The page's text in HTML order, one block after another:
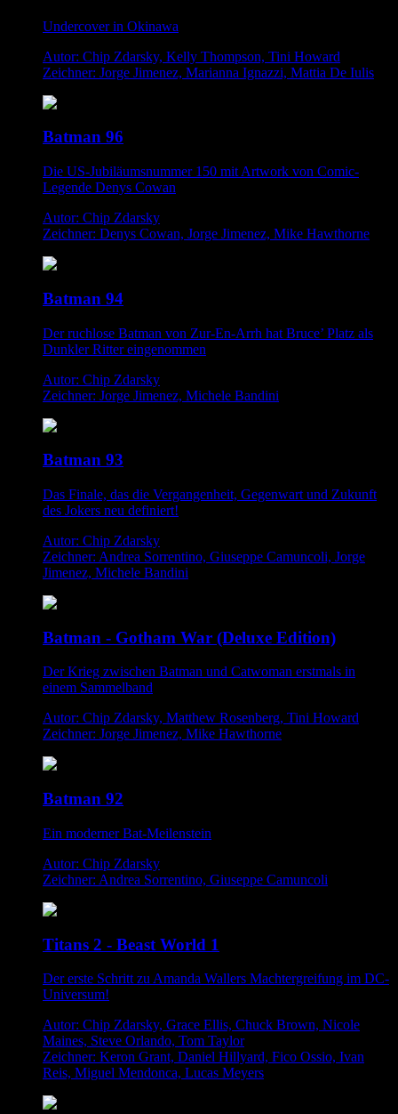
Undercover in Okinawa
Autor: Chip Zdarsky, Kelly Thompson, Tini Howard
Zeichner: Jorge Jimenez, Marianna Ignazzi, Mattia De Iulis
Batman 96
Die US-Jubiläumsnummer 150 mit Artwork von Comic-
Legende Denys Cowan
Autor: Chip Zdarsky
Zeichner: Denys Cowan, Jorge Jimenez, Mike Hawthorne
Batman 94
Der ruchlose Batman von Zur-En-Arrh hat Bruce’ Platz als
Dunkler Ritter eingenommen
Autor: Chip Zdarsky
Zeichner: Jorge Jimenez, Michele Bandini
Batman 93
Das Finale, das die Vergangenheit, Gegenwart und Zukunft
des Jokers neu definiert!
Autor: Chip Zdarsky
Zeichner: Andrea Sorrentino, Giuseppe Camuncoli, Jorge
Jimenez, Michele Bandini
Batman - Gotham War (Deluxe Edition)
Der Krieg zwischen Batman und Catwoman erstmals in
einem Sammelband
Autor: Chip Zdarsky, Matthew Rosenberg, Tini Howard
Zeichner: Jorge Jimenez, Mike Hawthorne
Batman 92
Ein moderner Bat-Meilenstein
Autor: Chip Zdarsky
Zeichner: Andrea Sorrentino, Giuseppe Camuncoli
Titans 2 - Beast World 1
Der erste Schritt zu Amanda Wallers Machtergreifung im DC-
Universum!
Autor: Chip Zdarsky, Grace Ellis, Chuck Brown, Nicole
Maines, Steve Orlando, Tom Taylor
Zeichner: Keron Grant, Daniel Hillyard, Fico Ossio, Ivan
Reis, Miguel Mendonca, Lucas Meyers